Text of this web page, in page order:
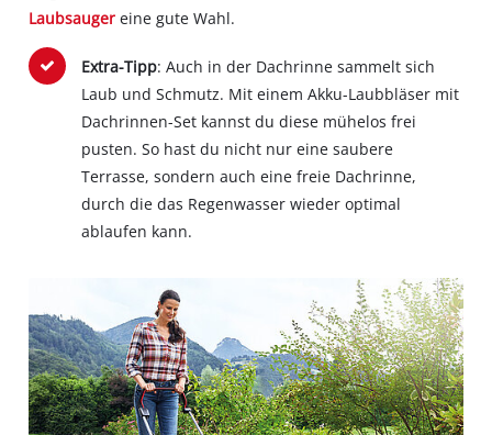
Laubsauger eine gute Wahl.
Extra-Tipp: Auch in der Dachrinne sammelt sich
Laub und Schmutz. Mit einem Akku-Laubbläser mit
Dachrinnen-Set kannst du diese mühelos frei
pusten. So hast du nicht nur eine saubere
Terrasse, sondern auch eine freie Dachrinne,
durch die das Regenwasser wieder optimal
ablaufen kann.